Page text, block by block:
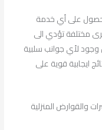
على أي خدمة
مختلفة تؤدي الى
وجود لأي جوانب سلبية
ايجابية قوية على
والقوارض المنزلية